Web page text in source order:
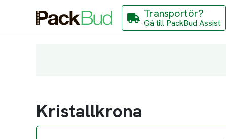
Transportör?
Gå till PackBud Assist
Kristallkrona